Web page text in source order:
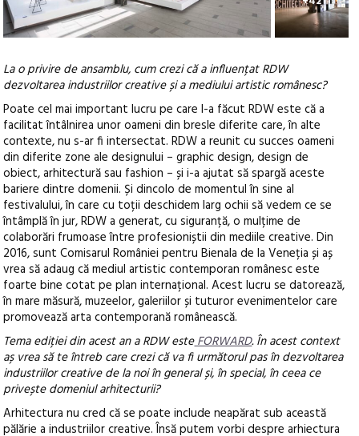
La o privire de ansamblu, cum crezi că a influențat RDW
dezvoltarea industriilor creative și a mediului artistic românesc?
Poate cel mai important lucru pe care l-a făcut RDW este că a
facilitat întâlnirea unor oameni din bresle diferite care, în alte
contexte, nu s-ar fi intersectat. RDW a reunit cu succes oameni
din diferite zone ale designului – graphic design, design de
obiect, arhitectură sau fashion – și i-a ajutat să spargă aceste
bariere dintre domenii. Și dincolo de momentul în sine al
festivalului, în care cu toții deschidem larg ochii să vedem ce se
întâmplă în jur, RDW a generat, cu siguranță, o mulțime de
colaborări frumoase între profesioniștii din mediile creative. Din
2016, sunt Comisarul României pentru Bienala de la Veneția și aș
vrea să adaug că mediul artistic contemporan românesc este
foarte bine cotat pe plan internațional. Acest lucru se datorează,
în mare măsură, muzeelor, galeriilor și tuturor evenimentelor care
promovează arta contemporană românească.
Tema ediției din acest an a RDW esteFORWARD. În acest context
aș vrea să te întreb care crezi că va fi următorul pas în dezvoltarea
industriilor creative de la noi în general și, în special, în ceea ce
privește domeniul arhitecturii?
Arhitectura nu cred că se poate include neapărat sub această
pălărie a industriilor creative. Însă putem vorbi despre arhiectura